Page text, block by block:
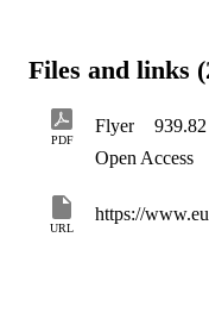
Miozzo dal
cornice della mostra
scoprire l’architettura
Files and links
PDF
Flyer
Open Access
URL